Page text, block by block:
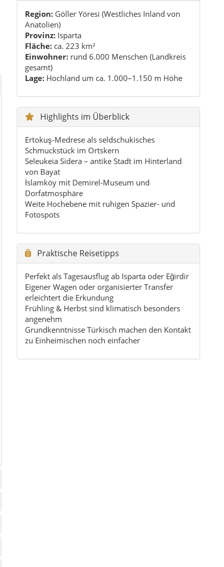
Seleukeia Sidera – antike Stadt im Hinterland
von Bayat
İslamköy mit Demirel-Museum und
Dorfatmosphäre
Weite Hochebene mit ruhigen Spazier- und
Fotospots
Praktische Reisetipps
Eigener Wagen oder organisierter Transfer
erleichtert die Erkundung
Frühling & Herbst sind klimatisch besonders
angenehm
Grundkenntnisse Türkisch machen den Kontakt
zu Einheimischen noch einfacher